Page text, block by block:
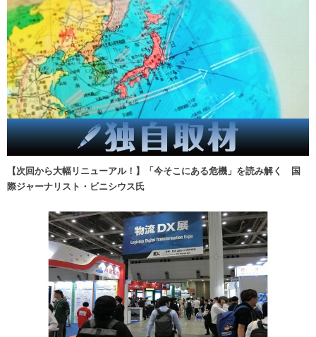
【次回から大幅リニューアル！】「今そこにある危機」を読み解く 国
際ジャーナリスト・ビニシウス氏